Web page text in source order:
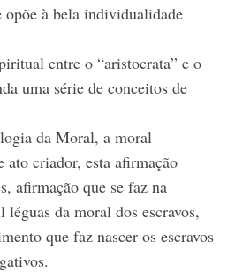
à bela individualidade
entre o “aristocrata” e o
uma série de conceitos de
da Moral, a moral
ato criador, esta afirmação
afirmação que se faz na
léguas da moral dos escravos,
que faz nascer os escravos